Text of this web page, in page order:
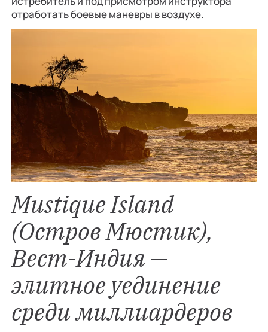
отработать боевые маневры в воздухе.
Mustique Island
(Остров Мюстик),
Вест-Индия —
элитное уединение
среди миллиардеров